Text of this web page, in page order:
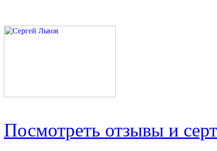
Посмотреть отзывы и